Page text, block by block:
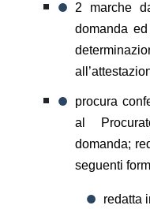
2 marche
domanda
procura
al
domanda;
seguenti
redatta